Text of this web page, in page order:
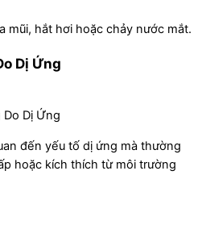
mũi, hắt hơi hoặc chảy nước mắt.
Dị Ứng
Dị Ứng
đến yếu tố dị ứng mà thường
hoặc kích thích từ môi trường